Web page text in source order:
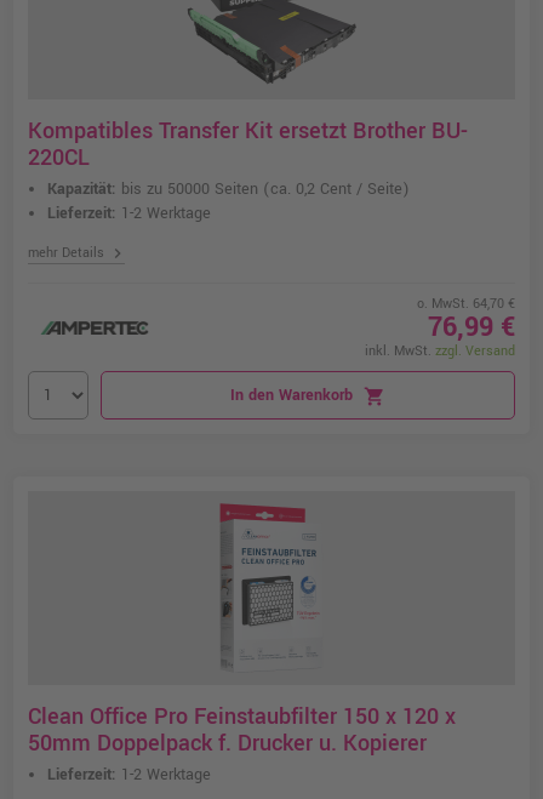
Kompatibles Transfer Kit ersetzt Brother BU-
220CL
Kapazität: bis zu 50000 Seiten (ca. 0,2 Cent / Seite)
Lieferzeit: 1-2 Werktage
mehr Details chevron_right
o. MwSt. 64,70 €
76,99 €
inkl. MwSt. zzgl. Versand
In den Warenkorb shopping_cart
Clean Office Pro Feinstaubfilter 150 x 120 x
50mm Doppelpack f. Drucker u. Kopierer
Lieferzeit: 1-2 Werktage